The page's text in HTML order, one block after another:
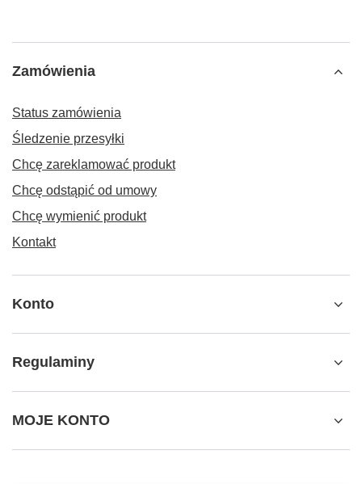
Zamówienia
Status zamówienia
Śledzenie przesyłki
Chcę zareklamować produkt
Chcę odstąpić od umowy
Chcę wymienić produkt
Kontakt
Konto
Regulaminy
MOJE KONTO